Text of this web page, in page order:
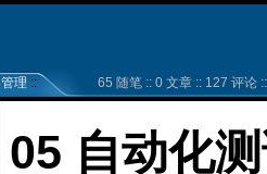
管理 :: 65 随笔 :: 0 文章 :: 127 评论
05 自动化